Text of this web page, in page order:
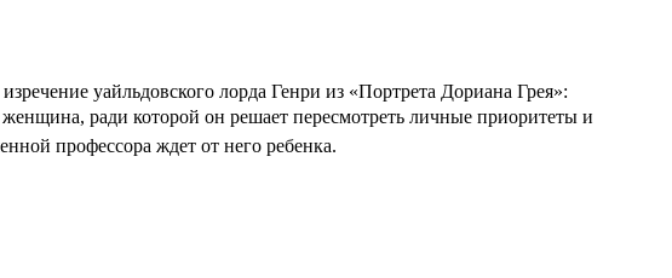
уайльдовского лорда Генри из «Портрета Дориана Грея»:
ради которой он решает пересмотреть личные приоритеты и
профессора ждет от него ребенка.